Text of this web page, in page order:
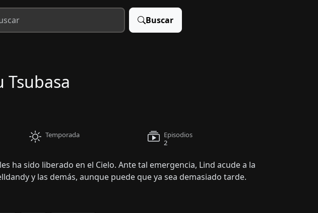
Buscar
Tsubasa
Temporada
Episodios
2
ha sido liberado en el Cielo. Ante tal emergencia, Lind acude a la
y las demás, aunque puede que ya sea demasiado tarde.